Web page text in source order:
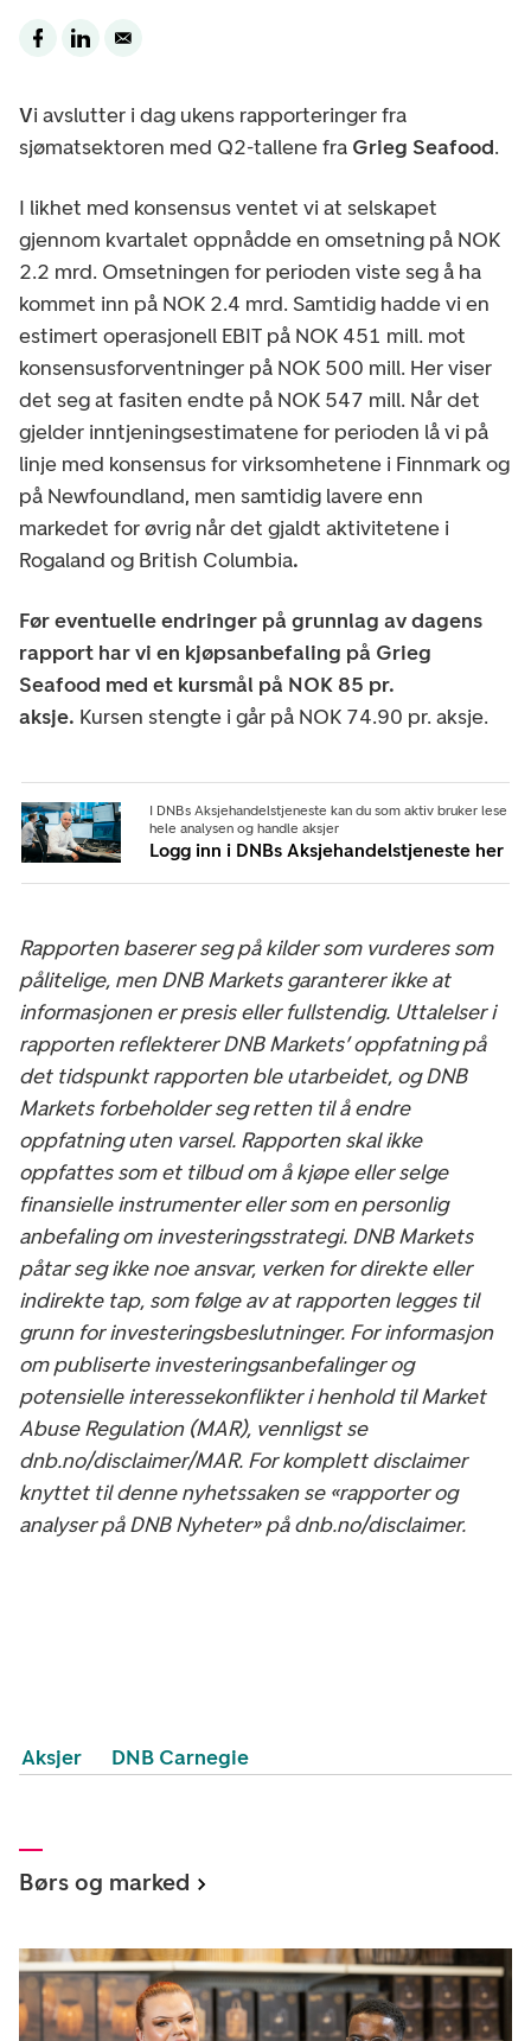
Vi avslutter i dag ukens rapporteringer fra
sjømatsektoren med Q2-tallene fra Grieg Seafood.
I likhet med konsensus ventet vi at selskapet
gjennom kvartalet oppnådde en omsetning på NOK
2.2 mrd. Omsetningen for perioden viste seg å ha
kommet inn på NOK 2.4 mrd. Samtidig hadde vi en
estimert operasjonell EBIT på NOK 451 mill. mot
konsensusforventninger på NOK 500 mill. Her viser
det seg at fasiten endte på NOK 547 mill. Når det
gjelder inntjeningsestimatene for perioden lå vi på
linje med konsensus for virksomhetene i Finnmark og
på Newfoundland, men samtidig lavere enn
markedet for øvrig når det gjaldt aktivitetene i
Rogaland og British Columbia.
Før eventuelle endringer på grunnlag av dagens
rapport har vi en kjøpsanbefaling på Grieg
Seafood med et kursmål på NOK 85 pr.
aksje. Kursen stengte i går på NOK 74.90 pr. aksje.
I DNBs Aksjehandelstjeneste kan du som aktiv bruker lese
hele analysen og handle aksjer
Logg inn i DNBs Aksjehandelstjeneste her
Rapporten baserer seg på kilder som vurderes som
pålitelige, men DNB Markets garanterer ikke at
informasjonen er presis eller fullstendig. Uttalelser i
rapporten reflekterer DNB Markets’ oppfatning på
det tidspunkt rapporten ble utarbeidet, og DNB
Markets forbeholder seg retten til å endre
oppfatning uten varsel. Rapporten skal ikke
oppfattes som et tilbud om å kjøpe eller selge
finansielle instrumenter eller som en personlig
anbefaling om investeringsstrategi. DNB Markets
påtar seg ikke noe ansvar, verken for direkte eller
indirekte tap, som følge av at rapporten legges til
grunn for investeringsbeslutninger. For informasjon
om publiserte investeringsanbefalinger og
potensielle interessekonflikter i henhold til Market
Abuse Regulation (MAR), vennligst se
dnb.no/disclaimer/MAR. For komplett disclaimer
knyttet til denne nyhetssaken se «rapporter og
analyser på DNB Nyheter» på dnb.no/disclaimer.
Aksjer DNB Carnegie
Børs og marked